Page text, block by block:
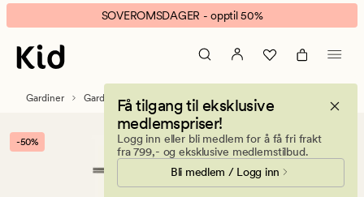
Linoso
lysdempende
gardin
grå
banner.
Klikk
ESCAPE
pause.
SOVEROMSDAGER - opptil 50%
Få tilgang til eksklusive
medlemspriser!
Logg inn eller bli medlem for å få fri frakt
fra 799,- og eksklusive medlemstilbud.
Bli medlem / Logg inn
Gardiner Gardiner med maljer
-50%